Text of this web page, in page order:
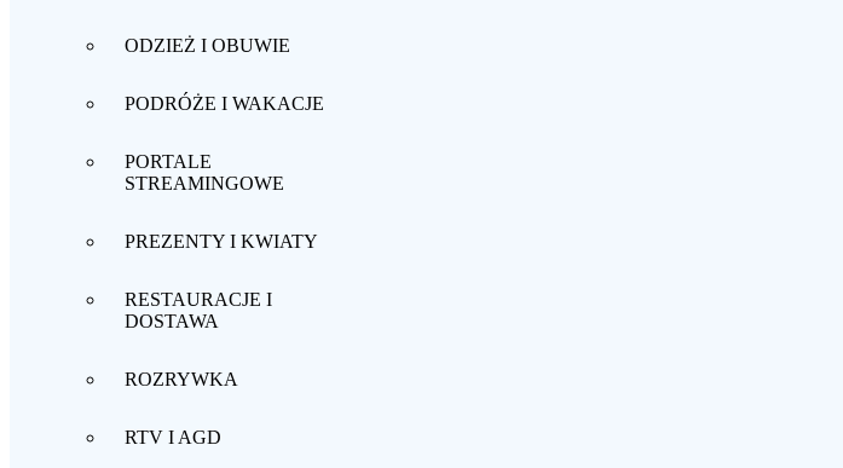
ODZIEŻ I OBUWIE
PODRÓŻE I WAKACJE
PORTALE
STREAMINGOWE
PREZENTY I KWIATY
RESTAURACJE I
DOSTAWA
ROZRYWKA
RTV I AGD